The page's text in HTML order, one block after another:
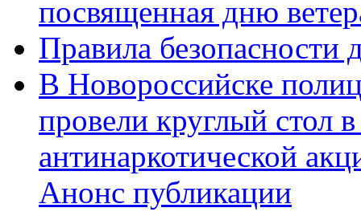
посвященная дню
Правила безопасности
В Новороссийске
провели круглый стол
антинаркотической
Анонс публикации